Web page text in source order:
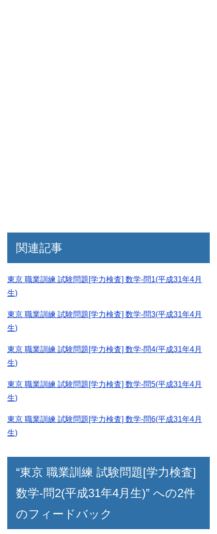
関連記事
東京 職業訓練 試験問題[学力検査] 数学-問1(平成31年4月
生)
東京 職業訓練 試験問題[学力検査] 数学-問3(平成31年4月
生)
東京 職業訓練 試験問題[学力検査] 数学-問4(平成31年4月
生)
東京 職業訓練 試験問題[学力検査] 数学-問5(平成31年4月
生)
東京 職業訓練 試験問題[学力検査] 数学-問6(平成31年4月
生)
“東京 職業訓練 試験問題[学力検査]
数学-問2(平成31年4月生)” への2件
のフィードバック